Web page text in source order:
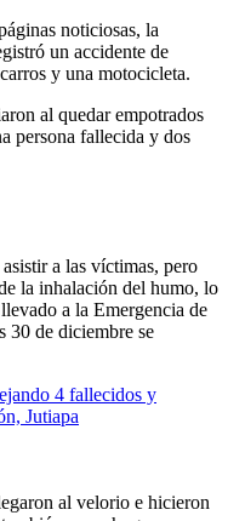
noticiosas, la
un accidente de
y una motocicleta.
al quedar empotrados
persona fallecida y dos
a las víctimas, pero
la inhalación del humo, lo
a la Emergencia de
30 de diciembre se
4 fallecidos y
Jutiapa
al velorio e hicieron